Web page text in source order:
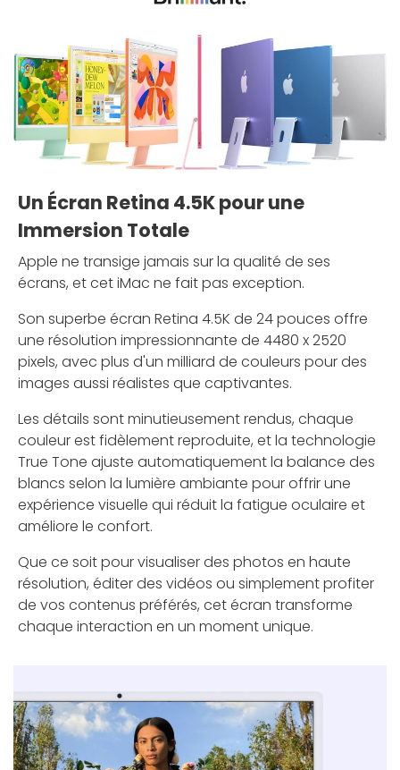
Un Écran Retina 4.5K pour une
Immersion Totale
Apple ne transige jamais sur la qualité de ses
écrans, et cet iMac ne fait pas exception.
Son superbe écran Retina 4.5K de 24 pouces offre
une résolution impressionnante de 4480 x 2520
pixels, avec plus d'un milliard de couleurs pour des
images aussi réalistes que captivantes.
Les détails sont minutieusement rendus, chaque
couleur est fidèlement reproduite, et la technologie
True Tone ajuste automatiquement la balance des
blancs selon la lumière ambiante pour offrir une
expérience visuelle qui réduit la fatigue oculaire et
améliore le confort.
Que ce soit pour visualiser des photos en haute
résolution, éditer des vidéos ou simplement profiter
de vos contenus préférés, cet écran transforme
chaque interaction en un moment unique.